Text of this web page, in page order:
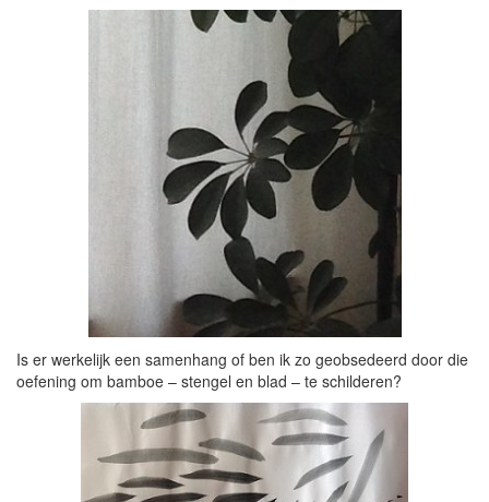
Is er werkelijk een samenhang of ben ik zo geobsedeerd door die
oefening om bamboe – stengel en blad – te schilderen?